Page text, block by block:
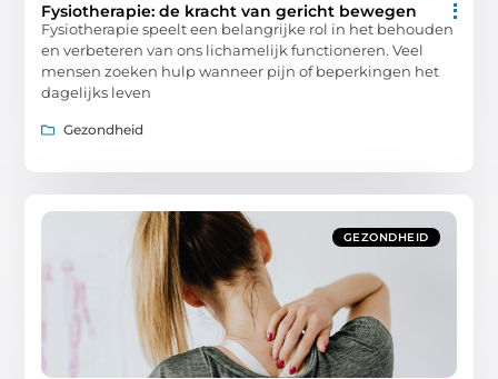
Fysiotherapie: de kracht van gericht bewegen
Fysiotherapie speelt een belangrijke rol in het behouden
en verbeteren van ons lichamelijk functioneren. Veel
mensen zoeken hulp wanneer pijn of beperkingen het
dagelijks leven
Gezondheid
GEZONDHEID